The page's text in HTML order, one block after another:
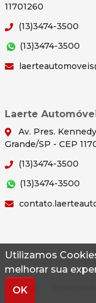
Utilizamos
melhorar sua
OK
11701260
(13)3474-3500
(13)3474-3500
Laerte
Av. Pres.
Grande/SP - CEP
(13)3474-3500
(13)3474-3500
© 2026
Termos